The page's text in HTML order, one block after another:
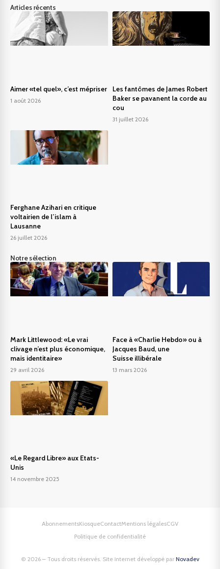
Articles récents
Aimer «tel quel», c’est mépriser
1 août 2026
Les fantômes de James Robert
Baker se pavanent la corde au
cou
31 juillet 2026
Ferghane Azihari en critique
voltairien de l’islam à
Lausanne
26 juillet 2026
Notre sélection
Mark Littlewood: «Le vrai
clivage n’est plus économique,
mais identitaire»
29 avril 2026
Face à «Charlie Hebdo» ou à
Jacques Baud, une
Suisse illibérale
13 mars 2026
«Le Regard Libre» aux Etats-
Unis
14 novembre 2025
© 2026 – Tous droits réservés. Site internet développé par Novadev
AbonnementsKiosqueContactMentions légalesCGV
Politique de confidentialité